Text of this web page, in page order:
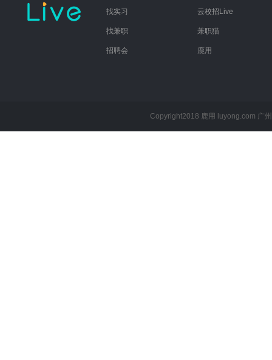
找实习
找兼职
招聘会
云校招Live
兼职猫
鹿用
Copyright2018 鹿用 luyong.com 广